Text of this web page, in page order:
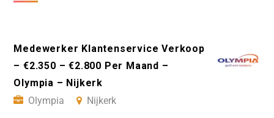
Medewerker Klantenservice Verkoop
– €2.350 – €2.800 Per Maand –
Olympia – Nijkerk
Olympia
Nijkerk